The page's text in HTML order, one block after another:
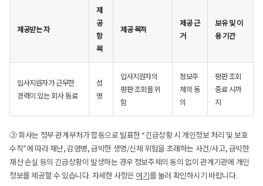
제공받는 자
제
공
항
목
제공 목적
제공 근
거
보유 및 이
용 기간
입사지원자가 근무한
경력이 있는 회사 동료
성
명
입사지원자의
평판 조회를 위
함
정보주
체의 동
의
평판 조회
종료 시까
지
③ 회사는 정부 관계부처가 합동으로 발표한 “긴급상황 시 개인정보 처리 및 보호
수칙”에 따라 재난, 감염병, 급박한 생명/신체 위험을 초래하는 사건/사고, 급박한
재산 손실 등의 긴급상황이 발생하는 경우 정보주체의 동의 없이 관계기관에 개인
정보를 제공할 수 있습니다. 자세한 사항은 여기를 눌러 확인하시기 바랍니다.